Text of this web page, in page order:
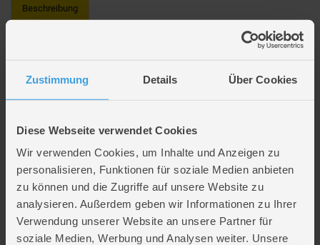
Zustimmung Details Über Cookies
Diese Webseite verwendet Cookies
Wir verwenden Cookies, um Inhalte und Anzeigen zu
personalisieren, Funktionen für soziale Medien anbieten
zu können und die Zugriffe auf unsere Website zu
analysieren. Außerdem geben wir Informationen zu Ihrer
Verwendung unserer Website an unsere Partner für
soziale Medien, Werbung und Analysen weiter. Unsere
Beschreibung
Ein Kleid für jeden Tag: drunter trägt Teddy ein blau gestreiftes T-Shirt,
zuzwinkert - denn es ist gleichzeitig eine kleine Tasche. Natürlich gibt es
Mit kleiner Teddytasche für winzige Schätze
Auf Teddy-Kleiderbügel
Teddy nicht enthalten